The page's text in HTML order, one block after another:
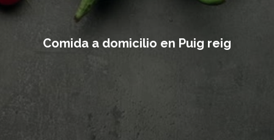
Comida a domicilio en Puig reig